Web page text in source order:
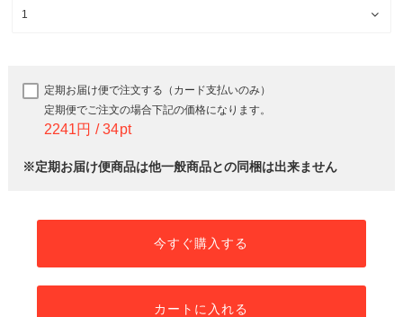
定期お届け便で注文する（カード支払いのみ）
定期便でご注文の場合下記の価格になります。
2241 34
※定期お届け便商品は他一般商品との同梱は出来ません
今すぐ購入する
カートに入れる